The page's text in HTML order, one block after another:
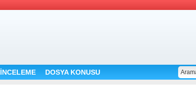
İNCELEME DOSYA KONUSU